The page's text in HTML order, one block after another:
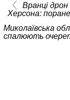
Вранці
Херсона:
Миколаївська
спалюють